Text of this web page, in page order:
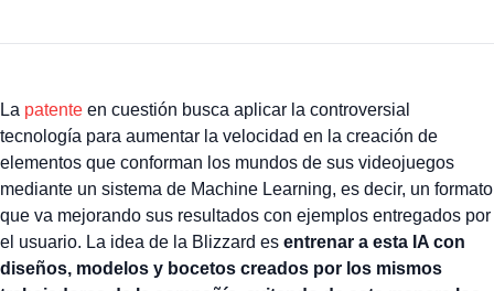
La patente en cuestión busca aplicar la controversial
tecnología para aumentar la velocidad en la creación de
elementos que conforman los mundos de sus videojuegos
mediante un sistema de Machine Learning, es decir, un formato
que va mejorando sus resultados con ejemplos entregados por
el usuario. La idea de la Blizzard es entrenar a esta IA con
diseños, modelos y bocetos creados por los mismos